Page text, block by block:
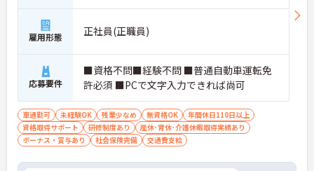
雇用形態 正社員(正職員)
応募要件
■資格不問■経験不問 ■普通自動車運転免
許必須 ■PCで文字入力できれば尚可
車通勤可 未経験OK 残業少なめ 無資格OK
年間休日110日以上
資格取得サポート
研修制度あり
産休･育休･介護休暇取得実績あり
ボーナス・賞与あり
社会保険完備 交通費支給